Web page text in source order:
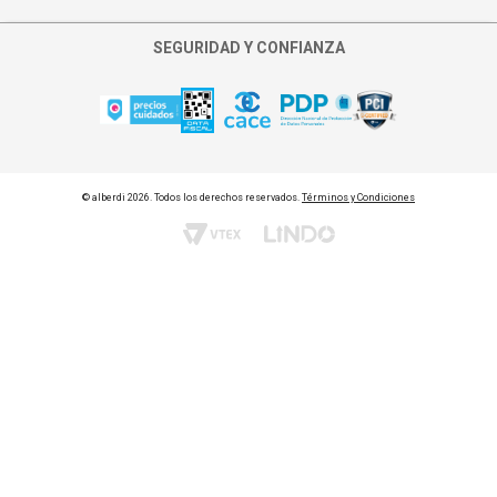
Quiero cambiar punto de retiro
SEGURIDAD Y CONFIANZA
© alberdi 2026. Todos los derechos reservados.Términos y Condiciones